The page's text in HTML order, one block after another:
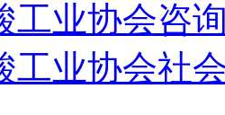
工业协会咨
工业协会社